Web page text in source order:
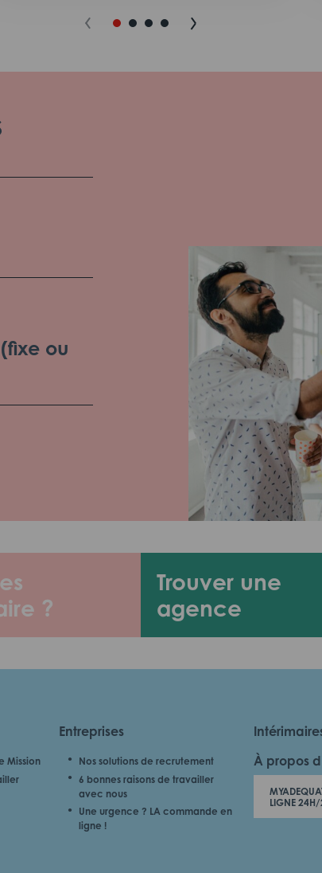
ou
?
Trouver une
agence
Mission
Entreprises
Nos solutions de recrutement
6 bonnes raisons de travailler
avec nous
Une urgence ? LA commande en
ligne !
À propos
LIGNE